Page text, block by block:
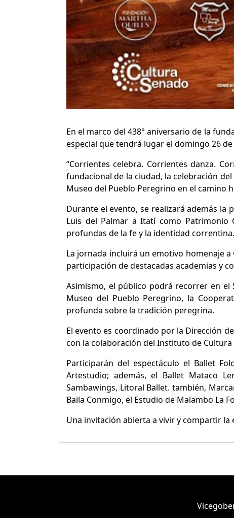
En el marco del 438° aniversario de la
especial que tendrá lugar el domingo 26
“Corrientes celebra. Corrientes danza.
fundacional de la ciudad, la celebración
Museo del Pueblo Peregrino en el camino
Durante el evento, se realizará además la
Luis del Palmar a Itatí como Patrimonio
profundas de la fe y la identidad correntina.
La jornada incluirá un emotivo homenaje a
participación de destacadas academias y
Asimismo, el público podrá recorrer en el
Museo del Pueblo Peregrino, la
profunda sobre la tradición peregrina.
El evento es coordinado por la Dirección
con la colaboración del Instituto de
Participarán del espectáculo el Ballet
Artestudio; además, el Ballet Mataco
Sambawings, Litoral Ballet. también,
Baila Conmigo, el Estudio de Malambo La
Una invitación abierta a vivir y compartir la